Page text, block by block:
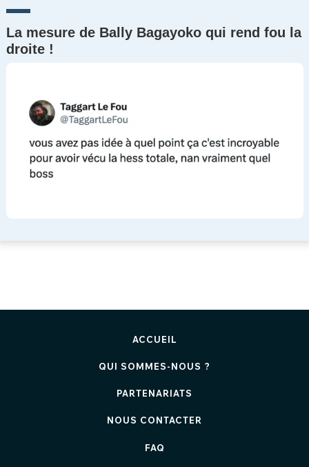
La mesure de Bally Bagayoko qui rend fou la
droite !
ACCUEIL
QUI SOMMES-NOUS ?
PARTENARIATS
NOUS CONTACTER
FAQ